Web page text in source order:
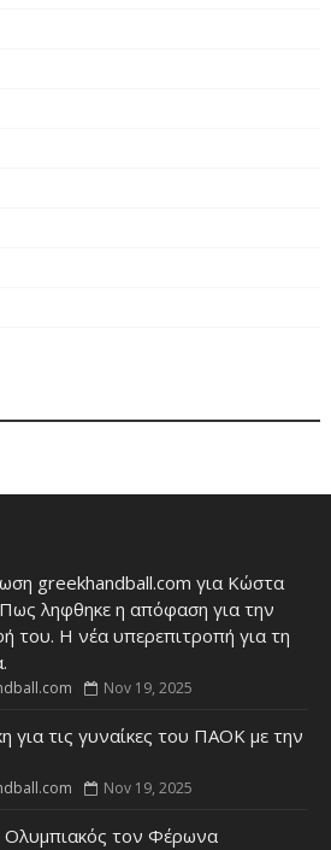
greekhandball.com για Κώστα
ληφθηκε η απόφαση για την
του. Η νέα υπερεπιτροπή για τη
Nov 19, 2025
για τις γυναίκες του ΠΑΟΚ με την
Nov 19, 2025
Ολυμπιακός τον Φέρωνα